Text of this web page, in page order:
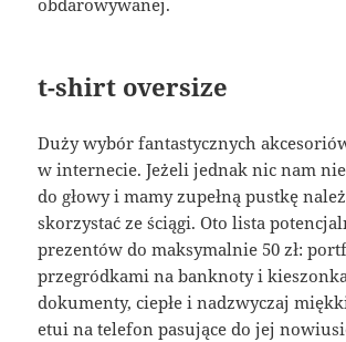
t-shirt oversize
Duży wybór fantastycznych
w internecie. Jeżeli jednak nic nam
do głowy i mamy zupełną pustkę
skorzystać ze ściągi. Oto lista
prezentów do maksymalnie 50 zł:
przegródkami na banknoty i
dokumenty, ciepłe i nadzwyczaj
etui na telefon pasujące do jej